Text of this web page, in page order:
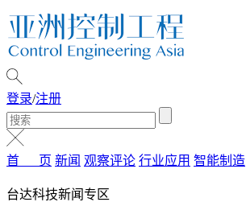
登录/注册
首 页 新闻 观察评论 行业应用 智能制造
台达科技新闻专区